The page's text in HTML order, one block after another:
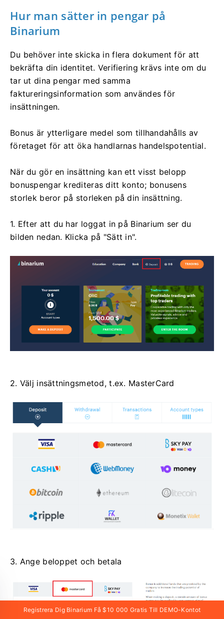
Hur man sätter in pengar på
Binarium
Du behöver inte skicka in flera dokument för att
bekräfta din identitet. Verifiering krävs inte om du
tar ut dina pengar med samma
faktureringsinformation som användes för
insättningen.
Bonus är ytterligare medel som tillhandahålls av
företaget för att öka handlarnas handelspotential.
När du gör en insättning kan ett visst belopp
bonuspengar krediteras ditt konto; bonusens
storlek beror på storleken på din insättning.
1. Efter att du har loggat in på Binarium ser du
bilden nedan. Klicka på "Sätt in".
2. Välj insättningsmetod, t.ex. MasterCard
3. Ange beloppet och betala
Registrera Dig Binarium Få $10 000 Gratis Till DEMO-Kontot